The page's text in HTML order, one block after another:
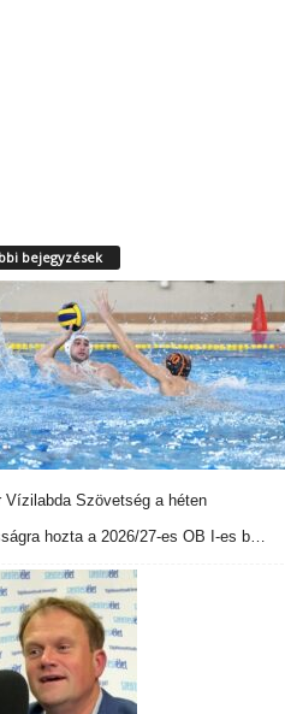
bejegyzések
Vízilabda Szövetség a héten
hozta a 2026/27-es OB I-es b…